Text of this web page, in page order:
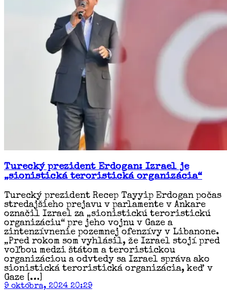
Turecký prezident Erdogan: Izrael je
„sionistická teroristická organizácia“
Turecký prezident Recep Tayyip Erdogan počas
stredajšieho prejavu v parlamente v Ankare
označil Izrael za „sionistickú teroristickú
organizáciu“ pre jeho vojnu v Gaze a
zintenzívnenie pozemnej ofenzívy v Libanone.
„Pred rokom som vyhlásil, že Izrael stojí pred
voľbou medzi štátom a teroristickou
organizáciou a odvtedy sa Izrael správa ako
sionistická teroristická organizácia, keď v
Gaze […]
9 októbra, 2024 20:29